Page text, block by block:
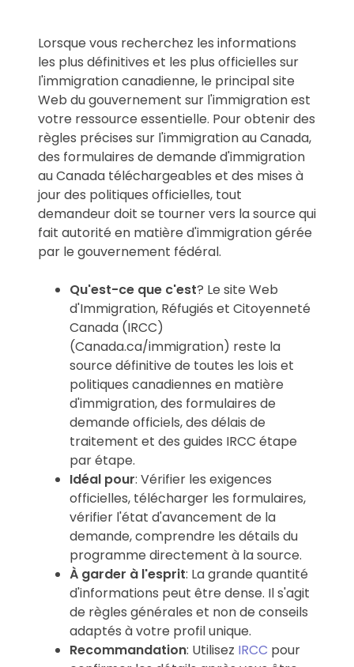
Lorsque vous recherchez les informations
les plus définitives et les plus officielles sur
l'immigration canadienne, le principal site
Web du gouvernement sur l'immigration est
votre ressource essentielle. Pour obtenir des
règles précises sur l'immigration au Canada,
des formulaires de demande d'immigration
au Canada téléchargeables et des mises à
jour des politiques officielles, tout
demandeur doit se tourner vers la source qui
fait autorité en matière d'immigration gérée
par le gouvernement fédéral.
Qu'est-ce que c'est? Le site Web
d'Immigration, Réfugiés et Citoyenneté
Canada (IRCC)
(Canada.ca/immigration) reste la
source définitive de toutes les lois et
politiques canadiennes en matière
d'immigration, des formulaires de
demande officiels, des délais de
traitement et des guides IRCC étape
par étape.
Idéal pour: Vérifier les exigences
officielles, télécharger les formulaires,
vérifier l'état d'avancement de la
demande, comprendre les détails du
programme directement à la source.
À garder à l'esprit: La grande quantité
d'informations peut être dense. Il s'agit
de règles générales et non de conseils
adaptés à votre profil unique.
Recommandation: Utilisez IRCC pour